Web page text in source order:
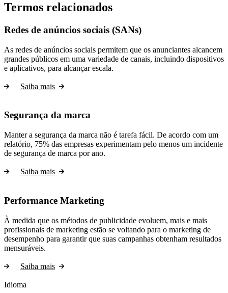
Termos relacionados
Redes de anúncios sociais (SANs)
As redes de anúncios sociais permitem que os anunciantes alcancem
grandes públicos em uma variedade de canais, incluindo dispositivos
e aplicativos, para alcançar escala.
Saiba mais
Segurança da marca
Manter a segurança da marca não é tarefa fácil. De acordo com um
relatório, 75% das empresas experimentam pelo menos um incidente
de segurança de marca por ano.
Saiba mais
Performance Marketing
À medida que os métodos de publicidade evoluem, mais e mais
profissionais de marketing estão se voltando para o marketing de
desempenho para garantir que suas campanhas obtenham resultados
mensuráveis.
Saiba mais
Idioma